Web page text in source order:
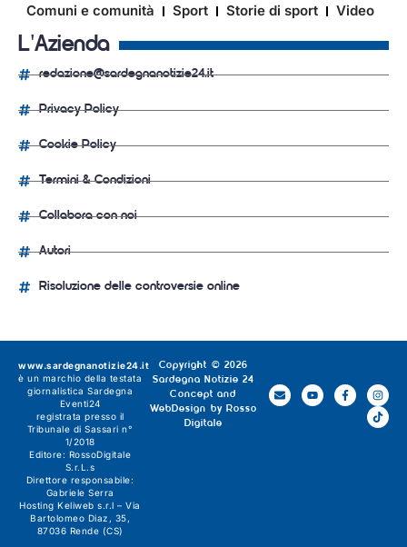
Comuni e comunità Sport Storie di sport Video
L'Azienda
redazione@sardegnanotizie24.it
Privacy Policy
Cookie Policy
Termini & Condizioni
Collabora con noi
Autori
Risoluzione delle controversie online
Copyright © 2026
Sardegna Notizie 24
Concept and
WebDesign by Rosso
Digitale
www.sardegnanotizie24.it
è un marchio della testata
giornalistica Sardegna
Eventi24
registrata presso il
Tribunale di Sassari n°
1/2018
Editore: RossoDigitale
S.r.L.s
Direttore responsabile:
Gabriele Serra
Hosting Keliweb s.r.l – Via
Bartolomeo Diaz, 35,
87036 Rende (CS)